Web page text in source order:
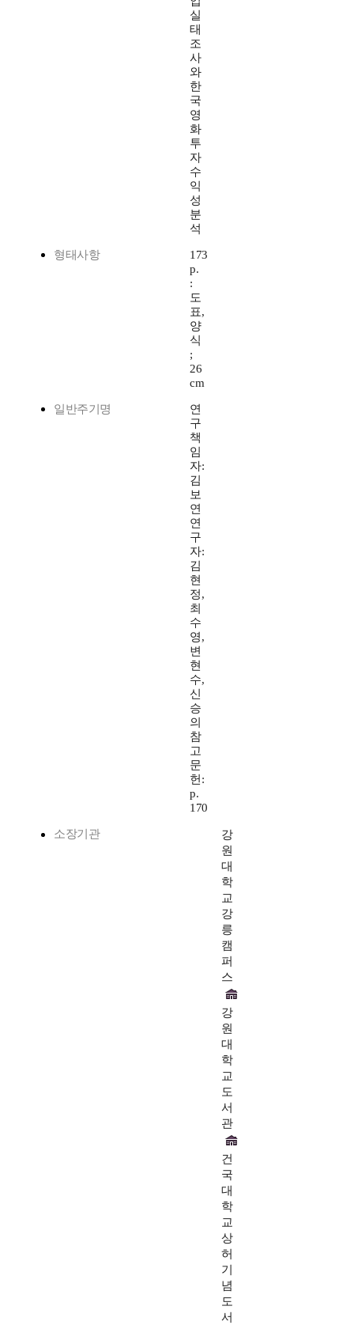
실
태
조
사
와
한
국
영
화
투
자
수
익
성
분
석
형태사항
173
p.
:
도
표,
양
식
;
26
cm
일반주기명
연
구
책
임
자:
김
보
연
연
구
자:
김
현
정,
최
수
영,
변
현
수,
신
승
의
참
고
문
헌:
p.
170
소장기관
강
원
대
학
교
강
릉
캠
퍼
스
강
원
대
학
교
도
서
관
건
국
대
학
교
상
허
기
념
도
서